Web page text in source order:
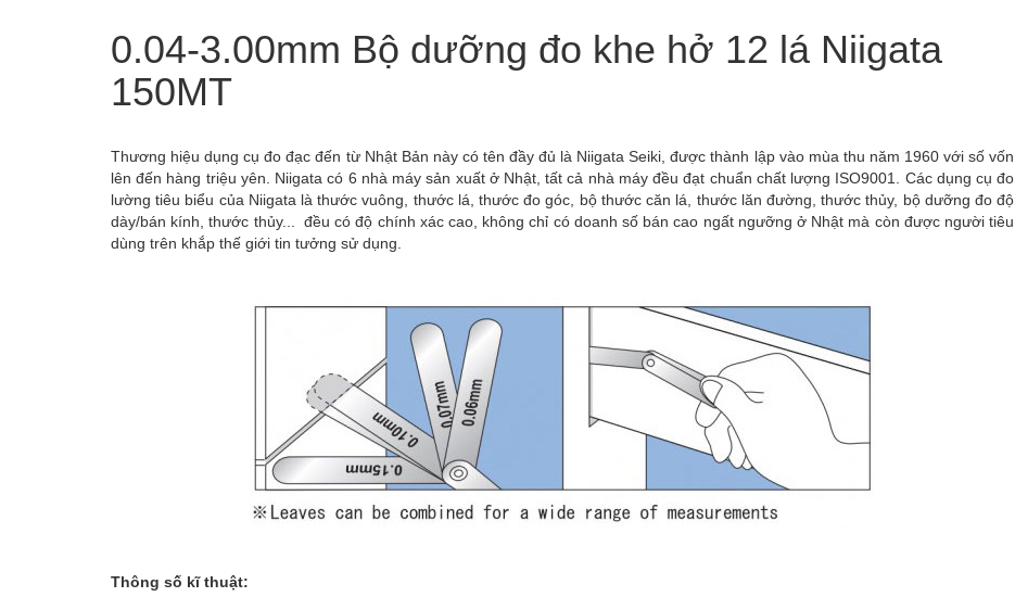
0.04-3.00mm Bộ dưỡng đo khe hở 12 lá Niigata
150MT
Thương hiệu dụng cụ đo đạc đến từ Nhật Bản này có tên đầy đủ là Niigata Seiki, được thành lập vào mùa thu năm 1960 với số vốn
lên đến hàng triệu yên. Niigata có 6 nhà máy sản xuất ở Nhật, tất cả nhà máy đều đạt chuẩn chất lượng ISO9001. Các dụng cụ đo
lường tiêu biểu của Niigata là thước vuông, thước lá, thước đo góc, bộ thước căn lá, thước lăn đường, thước thủy, bộ dưỡng đo độ
dày/bán kính, thước thủy... đều có độ chính xác cao, không chỉ có doanh số bán cao ngất ngưỡng ở Nhật mà còn được người tiêu
dùng trên khắp thế giới tin tưởng sử dụng.
Thông số kĩ thuật: